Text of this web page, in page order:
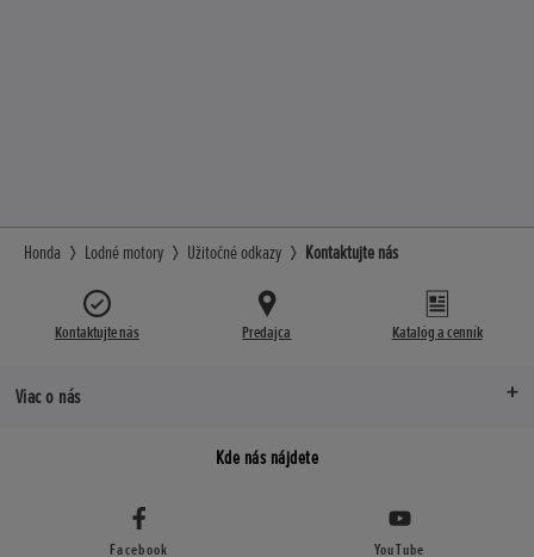
Honda Lodné motory Užitočné odkazy Kontaktujte nás
Kontaktujte nás Predajca Katalóg a cenník
Viac o nás
Kde nás nájdete
Facebook YouTube